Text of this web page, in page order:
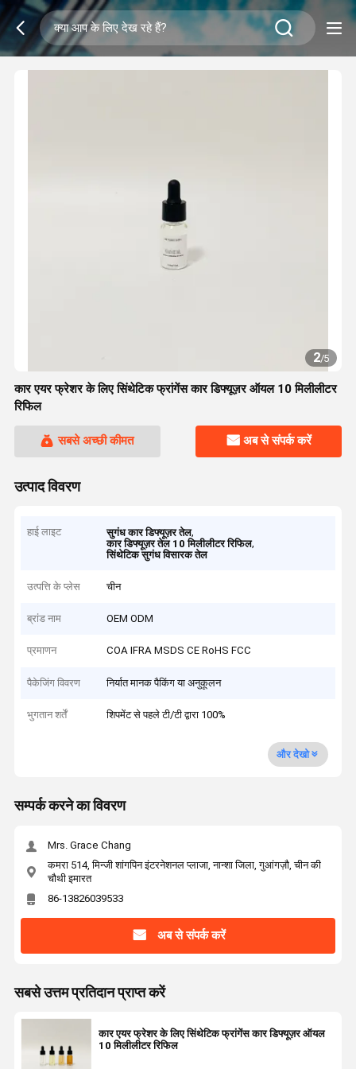
2/5
कार एयर फ्रेशर के लिए सिंथेटिक फ्रांगेंस कार डिफ्यूज़र ऑयल 10 मिलीलीटर
रिफिल
सबसे अच्छी कीमत अब से संपर्क करें
उत्पाद विवरण
हाई लाइट सुगंध कार डिफ्यूज़र तेल,
कार डिफ्यूज़र तेल 10 मिलीलीटर रिफिल,
सिंथेटिक सुगंध विसारक तेल
उत्पत्ति के प्लेस चीन
ब्रांड नाम OEM ODM
प्रमाणन COA IFRA MSDS CE RoHS FCC
पैकेजिंग विवरण निर्यात मानक पैकिंग या अनुकूलन
भुगतान शर्तें शिपमेंट से पहले टी/टी द्वारा 100%
और देखो
सम्पर्क करने का विवरण
Mrs. Grace Chang
कमरा 514, मिन्जी शांगपिन इंटरनेशनल प्लाजा, नान्शा जिला, गुआंगज़ौ, चीन की
चौथी इमारत
86-13826039533
अब से संपर्क करें
सबसे उत्तम प्रतिदान प्राप्त करें
कार एयर फ्रेशर के लिए सिंथेटिक फ्रांगेंस कार डिफ्यूज़र ऑयल
10 मिलीलीटर रिफिल